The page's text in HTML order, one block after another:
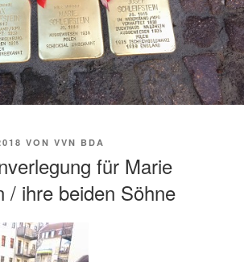
VON VVN BDA
für Marie
/ ihre beiden Söhne